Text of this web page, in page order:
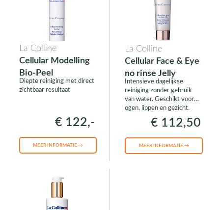
La Colline
Cellular Modelling
Bio-Peel
Diepte reiniging met direct
zichtbaar resultaat
€ 122,-
MEER INFORMATIE →
La Colline
Cellular Face & Eye
no rinse Jelly
Intensieve dagelijkse
reiniging zonder gebruik
van water. Geschikt voor
ogen, lippen en gezicht.
€ 112,50
MEER INFORMATIE →